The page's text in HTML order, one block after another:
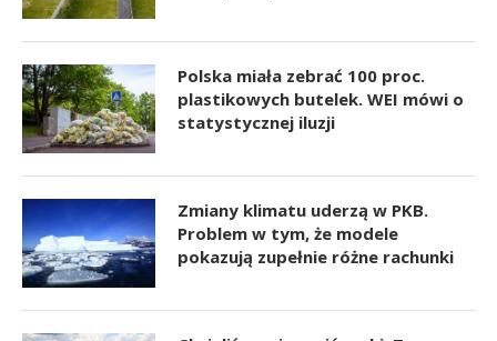
Polska miała zebrać 100 proc.
plastikowych butelek. WEI mówi o
statystycznej iluzji
Zmiany klimatu uderzą w PKB.
Problem w tym, że modele
pokazują zupełnie różne rachunki